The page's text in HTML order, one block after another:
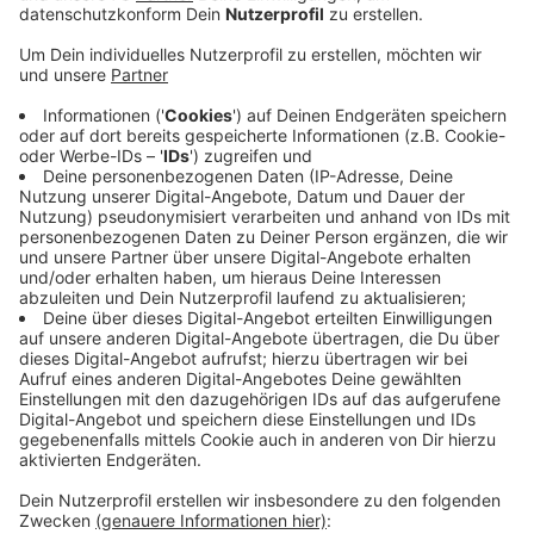
Ideen sind gefragt
Anzeige
Neben Verbesserungsmöglichkeiten möchte die
Bocholter Stadtverwaltung nach eigenen Angaben
auch erfahren, inwieweit das digitale Angebot bereits
wahrgenommen und in Anspruch genommen wird.Hier
gehts zur Online-Umfrage. Sie wird in mehreren
Sprachen sowie in leichter Sprache angeboten. Die
Befragung ist anonym und wird vom
Marktforschungsunternehmen SKOPOS aus Köln
begleitet.
Anzeige